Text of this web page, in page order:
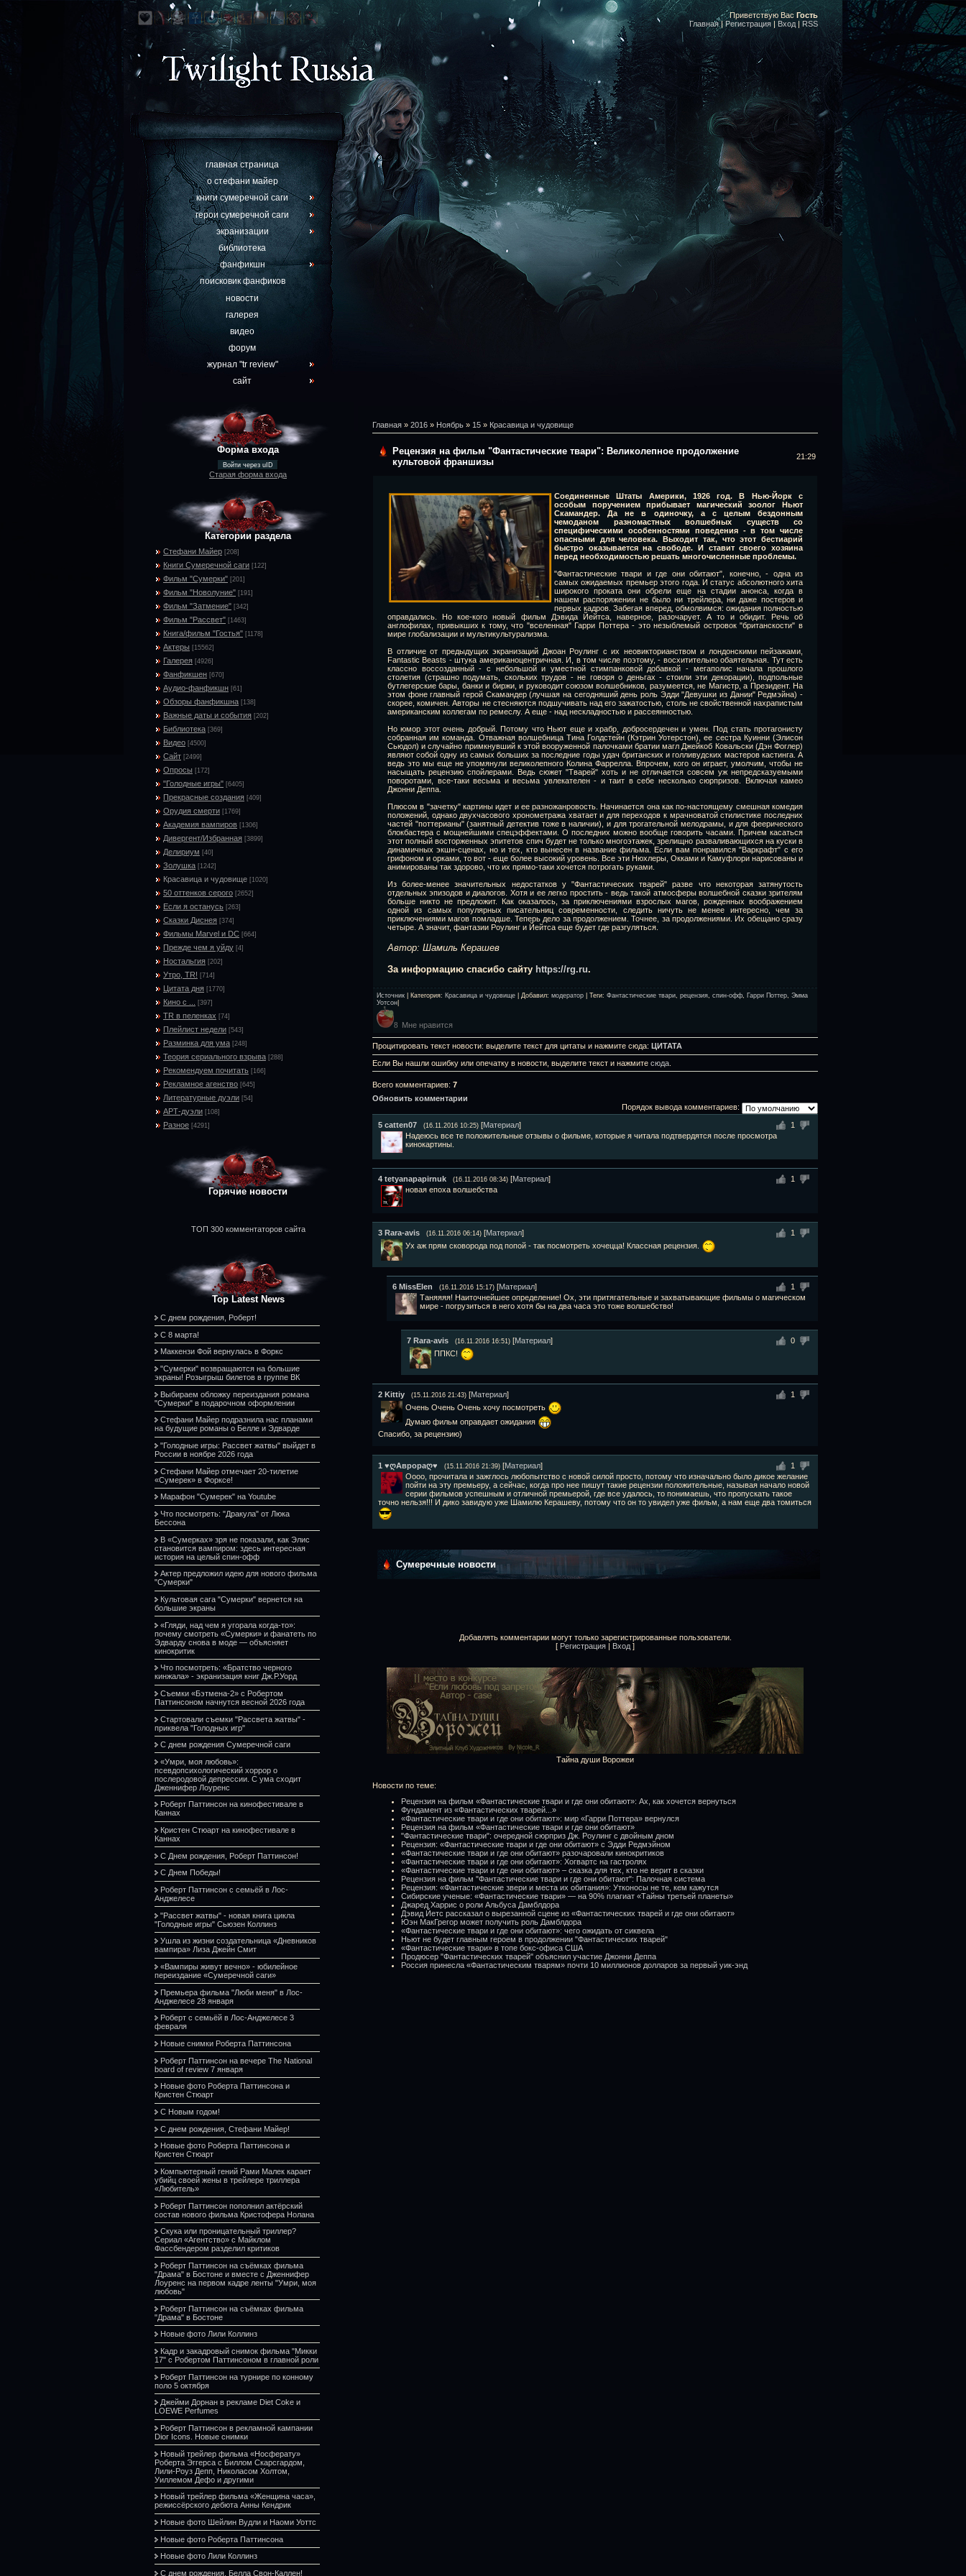
Приветствую Вас Гость
Главная|Регистрация | Вход | RSS
главная страница
о стефани майер
книги сумеречной саги
герои сумеречной саги
экранизации
библиотека
фанфикшн
поисковик фанфиков
новости
галерея
видео
форум
журнал "tr review"
сайт
Форма входа
Войти через uID
Старая форма входа
Категории раздела
Стефани Майер [208]
Книги Сумеречной саги [122]
Фильм "Сумерки" [201]
Фильм "Новолуние" [191]
Фильм "Затмение" [342]
Фильм "Рассвет" [1463]
Книга/фильм "Гостья" [1178]
Актеры [15562]
Галерея [4926]
Фанфикшен [670]
Аудио-фанфикшн [61]
Обзоры фанфикшна [138]
Важные даты и события [202]
Библиотека [369]
Видео [4500]
Сайт [2499]
Опросы [172]
"Голодные игры" [6405]
Прекрасные создания [409]
Орудия смерти [1769]
Академия вампиров [1306]
Дивергент/Избранная [3899]
Делириум [40]
Золушка [1242]
Красавица и чудовище [1020]
50 оттенков серого [2652]
Если я останусь [263]
Сказки Диснея [374]
Фильмы Marvel и DC [664]
Прежде чем я уйду [4]
Ностальгия [202]
Утро, TR! [714]
Цитата дня [1770]
Кино с ... [397]
TR в пеленках [74]
Плейлист недели [543]
Разминка для ума [248]
Теория сериального взрыва [288]
Рекомендуем почитать [166]
Рекламное агенство [645]
Литературные дуэли [54]
АРТ-дуэли [108]
Разное [4291]
Горячие новости
ТОП 300 комментаторов сайта
Top Latest News
С днем рождения, Роберт!
С 8 марта!
Маккензи Фой вернулась в Форкс
"Сумерки" возвращаются на большие
экраны! Розыгрыш билетов в группе ВК
Выбираем обложку переиздания романа
"Сумерки" в подарочном оформлении
Стефани Майер подразнила нас планами
на будущие романы о Белле и Эдварде
"Голодные игры: Рассвет жатвы" выйдет в
России в ноябре 2026 года
Стефани Майер отмечает 20-тилетие
«Сумерек» в Форксе!
Марафон "Сумерек" на Youtube
Что посмотреть: "Дракула" от Люка
Бессона
В «Сумерках» зря не показали, как Элис
становится вампиром: здесь интересная
история на целый спин-офф
Актер предложил идею для нового фильма
"Сумерки"
Культовая сага "Сумерки" вернется на
большие экраны
«Гляди, над чем я угорала когда-то»:
почему смотреть «Сумерки» и фанатеть по
Эдварду снова в моде — объясняет
кинокритик
Что посмотреть: «Братство черного
кинжала» - экранизация книг Дж.Р.Уорд
Съемки «Бэтмена-2» с Робертом
Паттинсоном начнутся весной 2026 года
Стартовали съемки "Рассвета жатвы" -
приквела "Голодных игр"
С днем рождения Сумеречной саги
«Умри, моя любовь»:
псевдопсихологический хоррор о
послеродовой депрессии. С ума сходит
Дженнифер Лоуренс
Роберт Паттинсон на кинофестивале в
Каннах
Кристен Стюарт на кинофестивале в
Каннах
С Днем рождения, Роберт Паттинсон!
С Днем Победы!
Роберт Паттинсон с семьёй в Лос-
Анджелесе
"Рассвет жатвы" - новая книга цикла
"Голодные игры" Сьюзен Коллинз
Ушла из жизни создательница «Дневников
вампира» Лиза Джейн Смит
«Вампиры живут вечно» - юбилейное
переиздание «Сумеречной саги»
Премьера фильма "Люби меня" в Лос-
Анджелесе 28 января
Роберт с семьёй в Лос-Анджелесе 3
февраля
Новые снимки Роберта Паттинсона
Роберт Паттинсон на вечере The National
board of review 7 января
Новые фото Роберта Паттинсона и
Кристен Стюарт
С Новым годом!
С днем рождения, Стефани Майер!
Новые фото Роберта Паттинсона и
Кристен Стюарт
Компьютерный гений Рами Малек карает
убийц своей жены в трейлере триллера
«Любитель»
Роберт Паттинсон пополнил актёрский
состав нового фильма Кристофера Нолана
Скука или проницательный триллер?
Сериал «Агентство» с Майклом
Фассбендером разделил критиков
Роберт Паттинсон на съёмках фильма
"Драма" в Бостоне и вместе с Дженнифер
Лоуренс на первом кадре ленты "Умри, моя
любовь"
Роберт Паттинсон на съёмках фильма
"Драма" в Бостоне
Новые фото Лили Коллинз
Кадр и закадровый снимок фильма "Микки
17" с Робертом Паттинсоном в главной роли
Роберт Паттинсон на турнире по конному
поло 5 октября
Джейми Дорнан в рекламе Diet Coke и
LOEWE Perfumes
Роберт Паттинсон в рекламной кампании
Dior Icons. Новые снимки
Новый трейлер фильма «Носферату»
Роберта Эггерса с Биллом Скарсгардом,
Лили-Роуз Депп, Николасом Холтом,
Уиллемом Дефо и другими
Новый трейлер фильма «Женщина часа»,
режиссёрского дебюта Анны Кендрик
Новые фото Шейлин Вудли и Наоми Уоттс
Новые фото Роберта Паттинсона
Новые фото Лили Коллинз
С днем рождения, Белла Свон-Каллен!
Главная » 2016 » Ноябрь » 15 » Красавица и чудовище
Рецензия на фильм "Фантастические твари": Великолепное продолжение
культовой франшизы
21:29
Соединенные Штаты Америки, 1926 год. В Нью-Йорк с
особым поручением прибывает магический зоолог Ньют
Скамандер. Да не в одиночку, а с целым бездонным
чемоданом разномастных волшебных существ со
специфическими особенностями поведения - в том числе
опасными для человека. Выходит так, что этот бестиарий
быстро оказывается на свободе. И ставит своего хозяина
перед необходимостью решать многочисленные проблемы.
"Фантастические твари и где они обитают", конечно, - одна из
самых ожидаемых премьер этого года. И статус абсолютного хита
широкого проката они обрели еще на стадии анонса, когда в
нашем распоряжении не было ни трейлера, ни даже постеров и
первых кадров. Забегая вперед, обмолвимся: ожидания полностью
оправдались. Но кое-кого новый фильм Дэвида Йейтса, наверное, разочарует. А то и обидит. Речь об
англофилах, привыкших к тому, что "вселенная" Гарри Поттера - это незыблемый островок "британскости" в
мире глобализации и мультикультурализма.
В отличие от предыдущих экранизаций Джоан Роулинг с их неовикторианством и лондонскими пейзажами,
Fantastic Beasts - штука американоцентричная. И, в том числе поэтому, - восхитительно обаятельная. Тут есть
классно воссозданный - с небольшой и уместной стимпанковой добавкой - мегаполис начала прошлого
столетия (страшно подумать, скольких трудов - не говоря о деньгах - стоили эти декорации), подпольные
бутлегерские бары, банки и биржи, и руководит союзом волшебников, разумеется, не Магистр, а Президент. На
этом фоне главный герой Скамандер (лучшая на сегодняший день роль Эдди "Девушки из Дании" Редмэйна) -
скорее, комичен. Авторы не стесняются подшучивать над его зажатостью, столь не свойственной нахрапистым
американским коллегам по ремеслу. А еще - над нескладностью и рассеянностью.
Но юмор этот очень добрый. Потому что Ньют еще и храбр, добросердечен и умен. Под стать протагонисту
собранная им команда. Отважная волшебница Тина Голдстейн (Кэтрин Уотерстон), ее сестра Куинни (Элисон
Сьюдол) и случайно примкнувший к этой вооруженной палочками братии магл Джейкоб Ковальски (Дэн Фоглер)
являют собой одну из самых больших за последние годы удач британских и голливудских мастеров кастинга. А
ведь это мы еще не упомянули великолепного Колина Фаррелла. Впрочем, кого он играет, умолчим, чтобы не
насыщать рецензию спойлерами. Ведь сюжет "Тварей" хоть и не отличается совсем уж непредсказуемыми
поворотами, все-таки весьма и весьма увлекателен - и таит в себе несколько сюрпризов. Включая камео
Джонни Деппа.
Плюсом в "зачетку" картины идет и ее разножанровость. Начинается она как по-настоящему смешная комедия
положений, однако двухчасового хронометража хватает и для переходов к мрачноватой стилистике последних
частей "поттерианы" (занятный детектив тоже в наличии), и для трогательной мелодрамы, и для феерического
блокбастера с мощнейшими спецэффектами. О последних можно вообще говорить часами. Причем касаться
этот полный восторженных эпитетов спич будет не только многоэтажек, зрелищно разваливающихся на куски в
динамичных экшн-сценах, но и тех, кто вынесен в название фильма. Если вам понравился "Варкрафт" с его
грифоном и орками, то вот - еще более высокий уровень. Все эти Нюхлеры, Окками и Камуфлори нарисованы и
анимированы так здорово, что их прямо-таки хочется потрогать руками.
Из более-менее значительных недостатков у "Фантастических тварей" разве что некоторая затянутость
отдельных эпизодов и диалогов. Хотя и ее легко простить - ведь такой атмосферы волшебной сказки зрителям
больше никто не предложит. Как оказалось, за приключениями взрослых магов, рожденных воображением
одной из самых популярных писательниц современности, следить ничуть не менее интересно, чем за
приключениями магов помладше. Теперь дело за продолжением. Точнее, за продолжениями. Их обещано сразу
четыре. А значит, фантазии Роулинг и Йейтса еще будет где разгуляться.
Автор: Шамиль Керашев
За информацию спасибо сайту https://rg.ru.
Источник Категория: Красавица и чудовище Добавил: модератор Теги: Фантастические твари рецензия спин-офф Гарри Поттер Эмма
Уотсон
8 Мне нравится
Процитировать текст новости: выделите текст для цитаты и нажмите сюда: ЦИТАТА
Если Вы нашли ошибку или опечатку в новости, выделите текст и нажмите сюда
Всего комментариев: 7
Обновить комментарии
Порядок вывода комментариев:
1
5 catten07 (16.11.2016 10:25) [Материал]
Надеюсь все те положительные отзывы о фильме, которые я читала подтвердятся после просмотра
кинокартины.
1
4 tetyanapapirnuk (16.11.2016 08:34) [Материал]
новая епоха волшебства
1
3 Rara-avis (16.11.2016 06:14) [Материал]
Ух аж прям сковорода под попой - так посмотреть хочецца! Классная рецензия.
1
6 MissElen (16.11.2016 15:17) [Материал]
Таняяяя! Наиточнейшее определение! Ох, эти притягательные и захватывающие фильмы о магическом
мире - погрузиться в него хотя бы на два часа это тоже волшебство!
0
7 Rara-avis (16.11.2016 16:51) [Материал]
ППКС!
1
2 Kittiy (15.11.2016 21:43) [Материал]
Очень Очень Очень хочу посмотреть
Думаю фильм оправдает ожидания
Спасибо, за рецензию)
1
1 ♥ღАврораღ♥ (15.11.2016 21:39) [Материал]
Оооо, прочитала и зажглось любопытство с новой силой просто, потому что изначально было дикое желание
пойти на эту премьеру, а сейчас, когда про нее пишут такие рецензии положительные, называя начало новой
серии фильмов успешным и отличной премьерой, где все удалось, то понимаешь, что пропускать такое
точно нельзя!!! И дико завидую уже Шамилю Керашеву, потому что он то увидел уже фильм, а нам еще два томиться
Сумеречные новости
Добавлять комментарии могут только зарегистрированные пользователи.
[ Регистрация | Вход ]
Тайна души Ворожеи
Новости по теме:
Рецензия на фильм «Фантастические твари и где они обитают»: Ах, как хочется вернуться
Фундамент из «Фантастических тварей...»
«Фантастические твари и где они обитают»: мир «Гарри Поттера» вернулся
Рецензия на фильм «Фантастические твари и где они обитают»
"Фантастические твари": очередной сюрприз Дж. Роулинг с двойным дном
Рецензия: «Фантастические твари и где они обитают» с Эдди Редмэйном
«Фантастические твари и где они обитают» разочаровали кинокритиков
«Фантастические твари и где они обитают»: Хогвартс на гастролях
«Фантастические твари и где они обитают» – сказка для тех, кто не верит в сказки
Рецензия на фильм "Фантастические твари и где они обитают": Палочная система
Рецензия: «Фантастические звери и места их обитания»: Утконосы не те, кем кажутся
Сибирские ученые: «Фантастические твари» — на 90% плагиат «Тайны третьей планеты»
Джаред Харрис о роли Альбуса Дамблдора
Дэвид Йетс рассказал о вырезанной сцене из «Фантастических тварей и где они обитают»
Юэн МакГрегор может получить роль Дамблдора
«Фантастические твари и где они обитают»: чего ожидать от сиквела
Ньют не будет главным героем в продолжении "Фантастических тварей"
«Фантастические твари» в топе бокс-офиса США
Продюсер "Фантастических тварей" объяснил участие Джонни Деппа
Россия принесла «Фантастическим тварям» почти 10 миллионов долларов за первый уик-энд